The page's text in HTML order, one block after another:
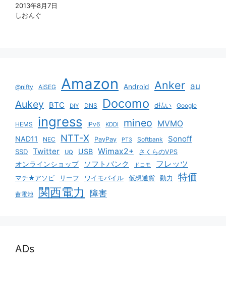
2013年8月7日
しおんぐ
@nifty AiSEG Amazon Android Anker au
Aukey BTC DIY DNS Docomo d払い Google
HEMS ingress IPv6 KDDI mineo MVMO
NAD11 NEC NTT-X PayPay PT3 Softbank Sonoff
SSD Twitter UQ USB Wimax2+ さくらのVPS
オンラインショップ ソフトバンク ドコモ フレッツ
マチ★アソビ リーフ ワイモバイル 仮想通貨 動力 特価
蓄電池 関西電力 障害
ADs